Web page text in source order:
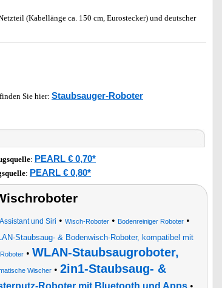
(Kabellänge ca. 150 cm, Eurostecker) und deutscher
Sie hier: Staubsauger-Roboter
: PEARL € 0,70*
: PEARL € 0,80*
und Siri • Wisch-Roboter • Bodenreiniger Roboter •
Staubsaug- & Bodenwisch-Roboter, kompatibel mit
• WLAN-Staubsaugroboter,
Wischer• 2in1-Staubsaug- &
Roboter mit Bluetooth und Apps•